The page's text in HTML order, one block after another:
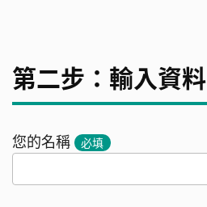
第二步：輸入資料
您的名稱 必填